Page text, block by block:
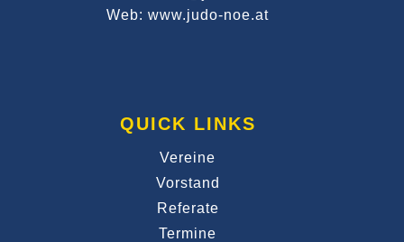
Web: www.judo-noe.at
QUICK LINKS
Vereine
Vorstand
Referate
Termine